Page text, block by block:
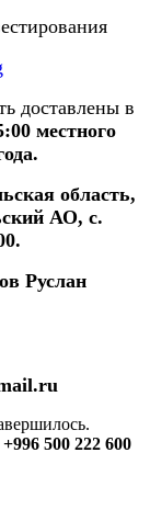
доставлены в
местного
область,
АО, с.
Руслан
.ru
+996 500 222 600